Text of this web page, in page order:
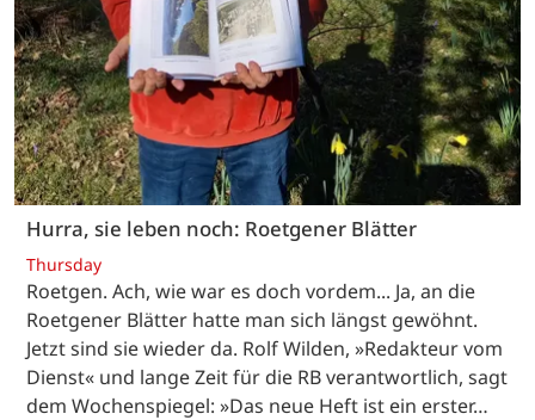
Hurra, sie leben noch: Roetgener Blätter
Thursday
Roetgen. Ach, wie war es doch vordem... Ja, an die
Roetgener Blätter hatte man sich längst gewöhnt.
Jetzt sind sie wieder da. Rolf Wilden, »Redakteur vom
Dienst« und lange Zeit für die RB verantwortlich, sagt
dem Wochenspiegel: »Das neue Heft ist ein erster…